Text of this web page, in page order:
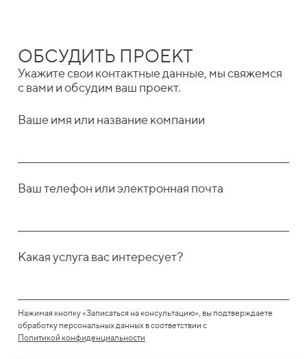
ОБСУДИТЬ ПРОЕКТ
Укажите свои контактные данные, мы свяжемся
с вами и обсудим ваш проект.
Ваше имя или название компании
Ваш телефон или электронная почта
Какая услуга вас интересует?
Нажимая кнопку «Записаться на консультацию», вы подтверждаете
обработку персональных данных в соответствии с
Политикой конфиденциальности